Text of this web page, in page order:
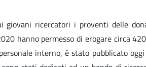
giovani ricercatori i proventi delle
hanno permesso di erogare circa
interno, è stato pubblicato